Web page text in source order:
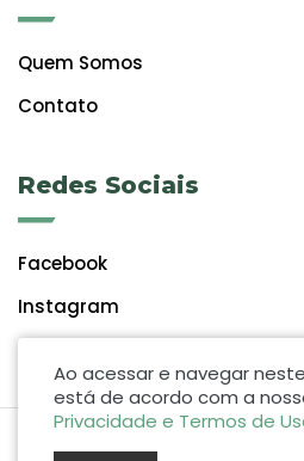
Quem Somos
Contato
Redes Sociais
Facebook
Instagram
Ao acessar e navegar
está de acordo com a
Privacidade e Termos de